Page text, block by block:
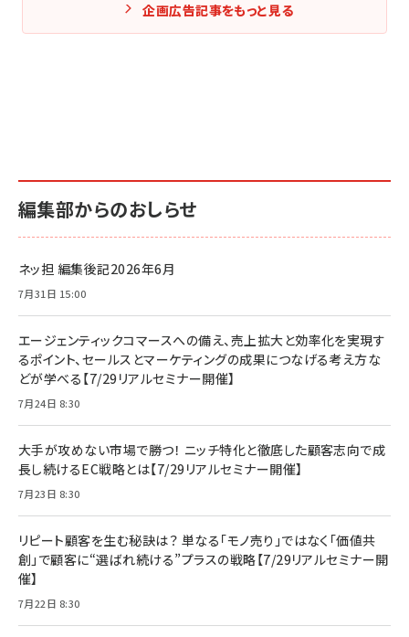
企画広告記事をもっと見る
編集部からのおしらせ
ネッ担 編集後記2026年6月
7月31日 15:00
エージェンティックコマースへの備え、売上拡大と効率化を実現す
るポイント、セールスとマーケティングの成果につなげる考え方な
どが学べる【7/29リアルセミナー開催】
7月24日 8:30
大手が攻めない市場で勝つ！ ニッチ特化と徹底した顧客志向で成
長し続けるEC戦略とは【7/29リアルセミナー開催】
7月23日 8:30
リピート顧客を生む秘訣は？ 単なる「モノ売り」ではなく「価値共
創」で顧客に“選ばれ続ける”プラスの戦略【7/29リアルセミナー開
催】
7月22日 8:30